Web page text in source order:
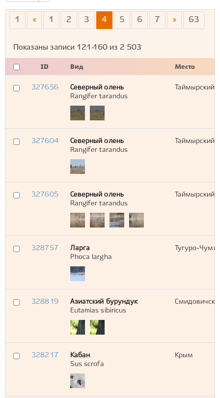
1 « 1 2 3 4 5 6 7 » 63
Показаны записи 121-160 из 2 503
ID Вид Место
327656
Северный олень
Rangifer tarandus
Таймырский
327604
Северный олень
Rangifer tarandus
Таймырский
327605
Северный олень
Rangifer tarandus
Таймырский
328757
Ларга
Phoca largha
Тугуро-
328819
Азиатский бурундук
Eutamias sibiricus
328217
Кабан
Sus scrofa
Крым